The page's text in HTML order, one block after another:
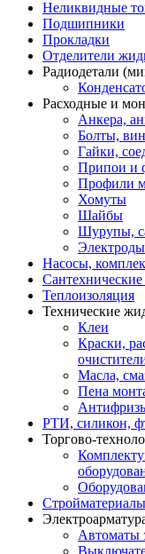
Неликвидные
Подшипники
Прокладки
Отделители
Радиодетали
Расходные и
Анкера,
Болты,
Гайки,
Припои и
Профили
Хомуты
Шайбы
Шурупы,
Электроды
Насосы,
Сантехнические
Теплоизоляция
Технические
Клеи
Краски,
Масла,
Пена
РТИ, силикон,
Торгово-
Стройматериалы
Автоматы